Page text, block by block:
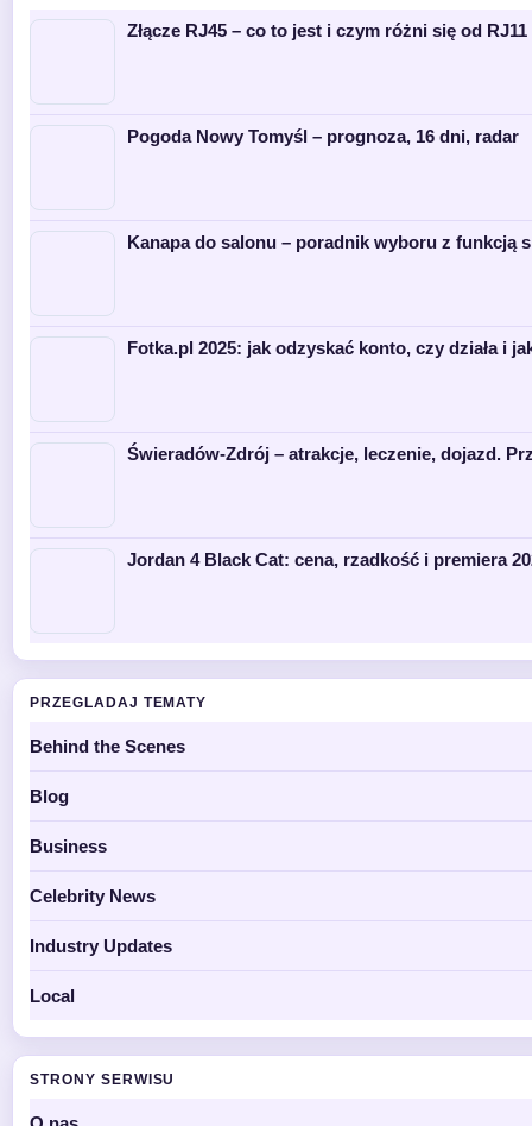
Złącze RJ45 – co to jest i czym różni się od
Pogoda Nowy Tomyśl – prognoza, 16 dni, radar
Kanapa do salonu – poradnik wyboru z funkcją
Fotka.pl 2025: jak odzyskać konto, czy działa i
Świeradów-Zdrój – atrakcje, leczenie, dojazd.
Jordan 4 Black Cat: cena, rzadkość i premiera
PRZEGLADAJ TEMATY
Behind the Scenes
Blog
Business
Celebrity News
Industry Updates
Local
STRONY SERWISU